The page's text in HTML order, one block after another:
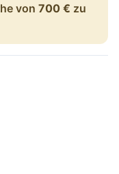
von 700 € zu